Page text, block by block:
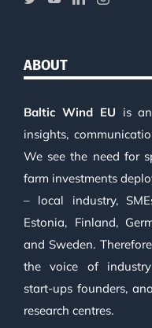
ABOUT
Baltic Wind EU is
insights,
We see the need for
farm investments
– local industry,
Estonia, Finland,
and Sweden.
the voice of industry
start-ups founders,
research centres.